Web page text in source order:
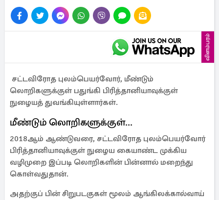
விளம்பரம்
சட்டவிரோத புலம்பெயர்வோர், மீண்டும்
லொறிகளுக்குள் பதுங்கி பிரித்தானியாவுக்குள்
நுழையத் துவங்கியுள்ளார்கள்.
மீண்டும் லொறிகளுக்குள்...
2018ஆம் ஆண்டுவரை, சட்டவிரோத புலம்பெயர்வோர்
பிரித்தானியாவுக்குள் நுழைய கையாண்ட முக்கிய
வழிமுறை இப்படி லொறிகளின் பின்னால் மறைந்து
கொள்வதுதான்.
அதற்குப் பின் சிறுபடகுகள் மூலம் ஆங்கிலக்கால்வாய்